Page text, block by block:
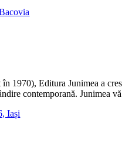
1970), Editura Junimea a
contemporană. Junimea
Iași